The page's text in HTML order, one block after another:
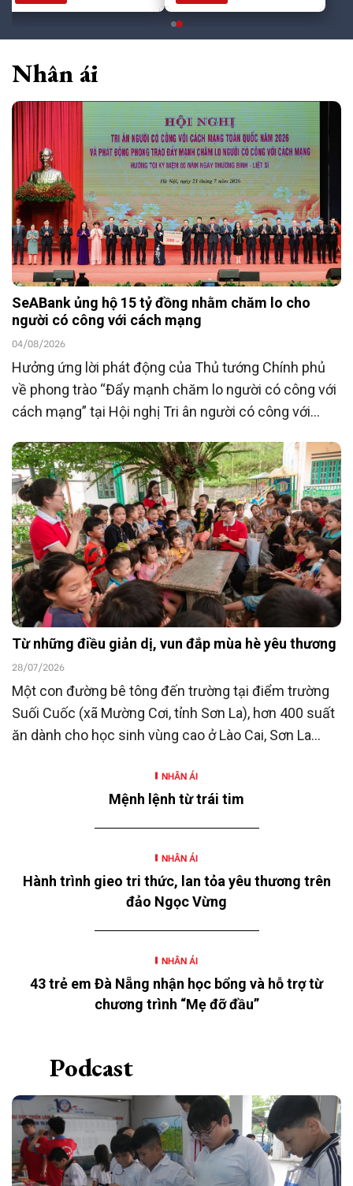
Nhân ái
SeABank ủng hộ 15 tỷ đồng nhằm chăm lo cho
người có công với cách mạng
04/08/2026
Hưởng ứng lời phát động của Thủ tướng Chính phủ
về phong trào “Đẩy mạnh chăm lo người có công với
cách mạng” tại Hội nghị Tri ân người có công với
23/7/2026, Ngân hàng TMCP Đông Nam Á
(SeABank) đã ủng hộ 15 tỷ đồng góp phần chăm lo
người có công với cách mạng hướng tới kỷ niệm 80
năm Ngày Thương binh - Liệt sĩ (27/7/1947 -
27/7/2027).
Từ những điều giản dị, vun đắp mùa hè yêu thương
28/07/2026
Một con đường bê tông đến trường tại điểm trường
Suối Cuốc (xã Mường Cơi, tỉnh Sơn La), hơn 400 suất
ăn dành cho học sinh vùng cao ở Lào Cai, Sơn La
động nằm trong chương trình “SeABankers Vì trẻ
thơ” năm 2026 với chủ đề “Mùa hè yêu thương” của
Ngân hàng TMCP Đông Nam Á (SeABank, HOSE:
NHÂN ÁI
Mệnh lệnh từ trái tim
NHÂN ÁI
Hành trình gieo tri thức, lan tỏa yêu thương trên
đảo Ngọc Vừng
NHÂN ÁI
43 trẻ em Đà Nẵng nhận học bổng và hỗ trợ từ
chương trình “Mẹ đỡ đầu”
Podcast